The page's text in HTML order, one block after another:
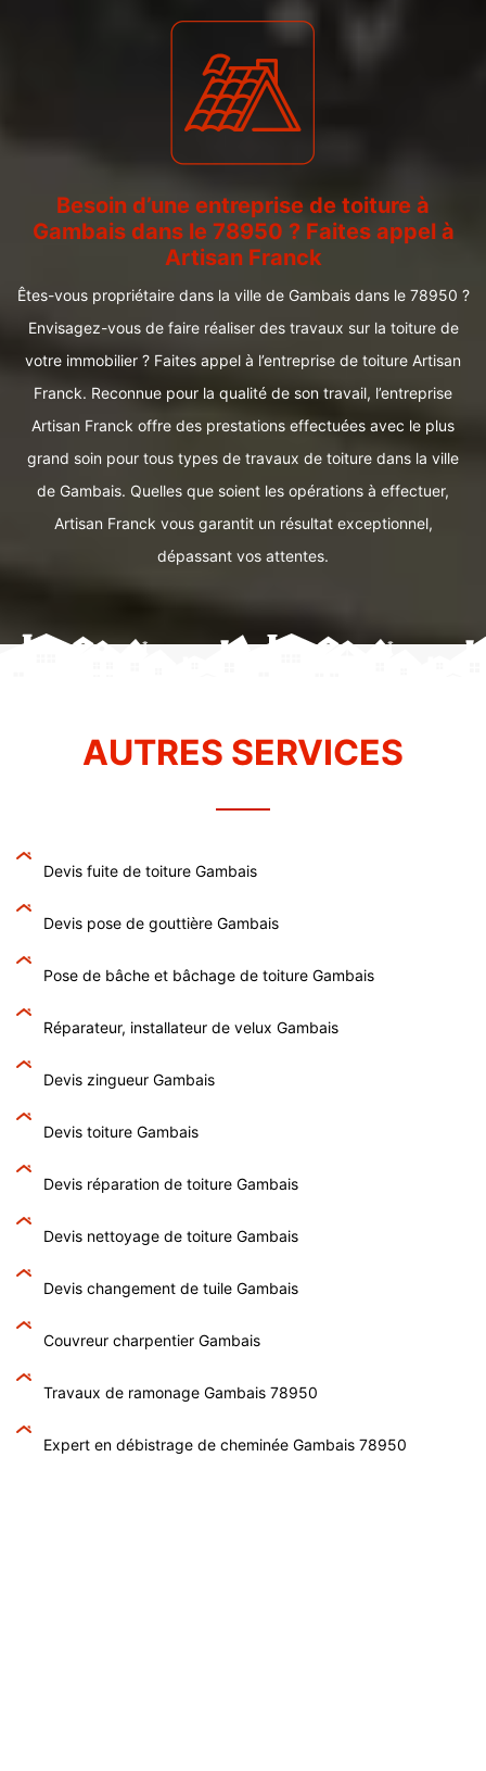
Besoin d’une entreprise de toiture à
Gambais dans le 78950 ? Faites appel à
Artisan Franck
Êtes-vous propriétaire dans la ville de Gambais dans le 78950 ?
Envisagez-vous de faire réaliser des travaux sur la toiture de
votre immobilier ? Faites appel à l’entreprise de toiture Artisan
Franck. Reconnue pour la qualité de son travail, l’entreprise
Artisan Franck offre des prestations effectuées avec le plus
grand soin pour tous types de travaux de toiture dans la ville
de Gambais. Quelles que soient les opérations à effectuer,
Artisan Franck vous garantit un résultat exceptionnel,
dépassant vos attentes.
AUTRES SERVICES
Devis fuite de toiture Gambais
Devis pose de gouttière Gambais
Pose de bâche et bâchage de toiture Gambais
Réparateur, installateur de velux Gambais
Devis zingueur Gambais
Devis toiture Gambais
Devis réparation de toiture Gambais
Devis nettoyage de toiture Gambais
Devis changement de tuile Gambais
Couvreur charpentier Gambais
Travaux de ramonage Gambais 78950
Expert en débistrage de cheminée Gambais 78950